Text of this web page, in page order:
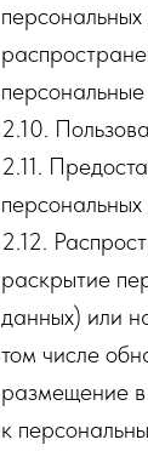
2.10.
2.11.
2.12.
раскрытие
данных) или
том числе
размещение в
к